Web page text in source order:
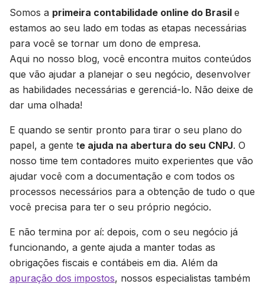
Somos a primeira contabilidade online do Brasil e
estamos ao seu lado em todas as etapas necessárias
para você se tornar um dono de empresa.
Aqui no nosso blog, você encontra muitos conteúdos
que vão ajudar a planejar o seu negócio, desenvolver
as habilidades necessárias e gerenciá-lo. Não deixe de
dar uma olhada!
E quando se sentir pronto para tirar o seu plano do
papel, a gente te ajuda na abertura do seu CNPJ. O
nosso time tem contadores muito experientes que vão
ajudar você com a documentação e com todos os
processos necessários para a obtenção de tudo o que
você precisa para ter o seu próprio negócio.
E não termina por aí: depois, com o seu negócio já
funcionando, a gente ajuda a manter todas as
obrigações fiscais e contábeis em dia. Além da
apuração dos impostos, nossos especialistas também